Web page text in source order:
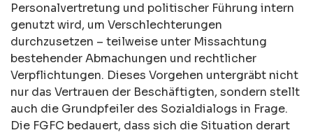
Personalvertretung und politischer Führung intern
genutzt wird, um Verschlechterungen
durchzusetzen – teilweise unter Missachtung
bestehender Abmachungen und rechtlicher
Verpflichtungen. Dieses Vorgehen untergräbt nicht
nur das Vertrauen der Beschäftigten, sondern stellt
auch die Grundpfeiler des Sozialdialogs in Frage.
Die FGFC bedauert, dass sich die Situation derart